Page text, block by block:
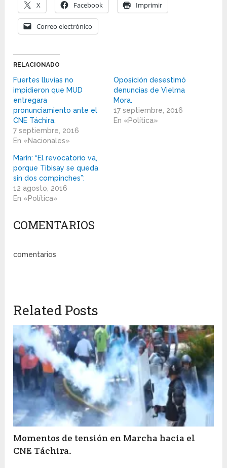
X Facebook Imprimir
Correo electrónico
RELACIONADO
Fuertes lluvias no
impidieron que MUD
entregara
pronunciamiento ante el
CNE Táchira.
7 septiembre, 2016
En «Nacionales»
Oposición desestimó
denuncias de Vielma
Mora.
17 septiembre, 2016
En «Política»
Marín: “El revocatorio va,
porque Tibisay se queda
sin dos compinches”:
12 agosto, 2016
En «Política»
COMENTARIOS
comentarios
Related Posts
Momentos de tensión en Marcha hacia el
CNE Táchira.